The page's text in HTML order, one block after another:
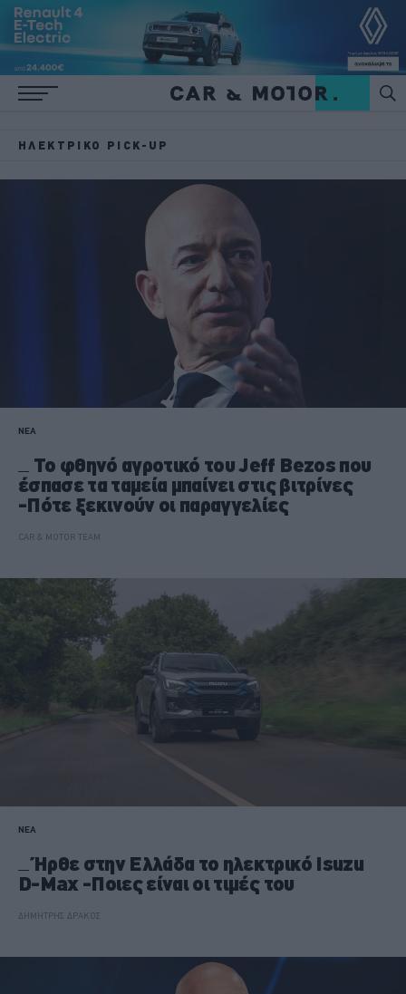
ΗΛΕΚΤΡΙΚΌ PICK-UP
ΝΕΑ
Το φθηνό αγροτικό του Jeff Bezos που
έσπασε τα ταμεία μπαίνει στις βιτρίνες
-Πότε ξεκινούν οι παραγγελίες
CAR & MOTOR TEAM
ΝΕΑ
Ήρθε στην Ελλάδα το ηλεκτρικό Isuzu
D-Max -Ποιες είναι οι τιμές του
ΔΗΜΗΤΡΗΣ ΔΡΑΚΟΣ